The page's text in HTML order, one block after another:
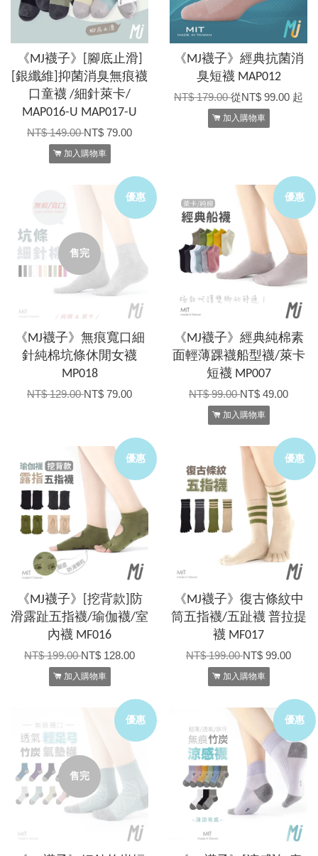
《MJ襪子》[腳底止滑]
[銀纖維]抑菌消臭無痕襪
口童襪 /細針萊卡/
MAP016-U MAP017-U
NT$ 149.00NT$ 79.00
加入購物車
《MJ襪子》經典抗菌消
臭短襪 MAP012
NT$ 179.00從NT$ 99.00 起
加入購物車
優惠
售完
《MJ襪子》無痕寬口細
針純棉坑條休閒女襪
MP018
NT$ 129.00NT$ 79.00
優惠
《MJ襪子》經典純棉素
面輕薄踝襪船型襪/萊卡
短襪 MP007
NT$ 99.00NT$ 49.00
加入購物車
優惠
《MJ襪子》[挖背款]防
滑露趾五指襪/瑜伽襪/室
內襪 MF016
NT$ 199.00NT$ 128.00
加入購物車
優惠
《MJ襪子》復古條紋中
筒五指襪/五趾襪 普拉提
襪 MF017
NT$ 199.00NT$ 99.00
加入購物車
優惠
售完
優惠